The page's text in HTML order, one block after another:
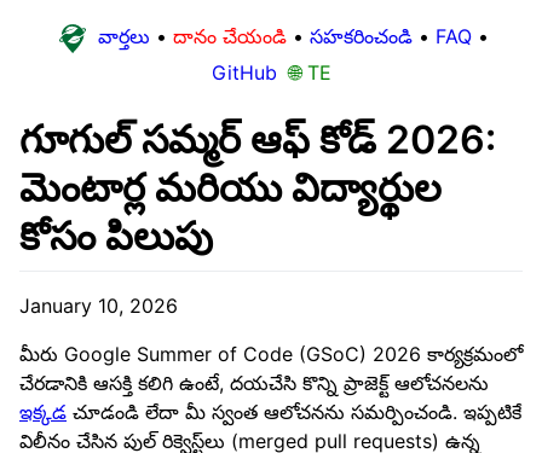
వార్తలు • దానం చేయండి • సహకరించండి • FAQ •
GitHub 🌐 TE
గూగుల్ సమ్మర్ ఆఫ్ కోడ్ 2026:
మెంటార్ల మరియు విద్యార్థుల
కోసం పిలుపు
January 10, 2026
మీరు Google Summer of Code (GSoC) 2026 కార్యక్రమంలో
చేరడానికి ఆసక్తి కలిగి ఉంటే, దయచేసి కొన్ని ప్రాజెక్ట్ ఆలోచనలను
ఇక్కడ చూడండి లేదా మీ స్వంత ఆలోచనను సమర్పించండి. ఇప్పటికే
విలీనం చేసిన పుల్ రిక్వెస్ట్‌లు (merged pull requests) ఉన్న